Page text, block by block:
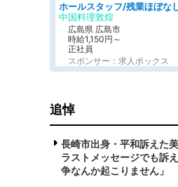
中国料理敦煌
広島県 広島市
時給1,150円～
正社員
スポンサー：求人ボックス
追悼
長崎市出身・平和訴えた
ラストメッセージでも訴
争なんか起こりません」